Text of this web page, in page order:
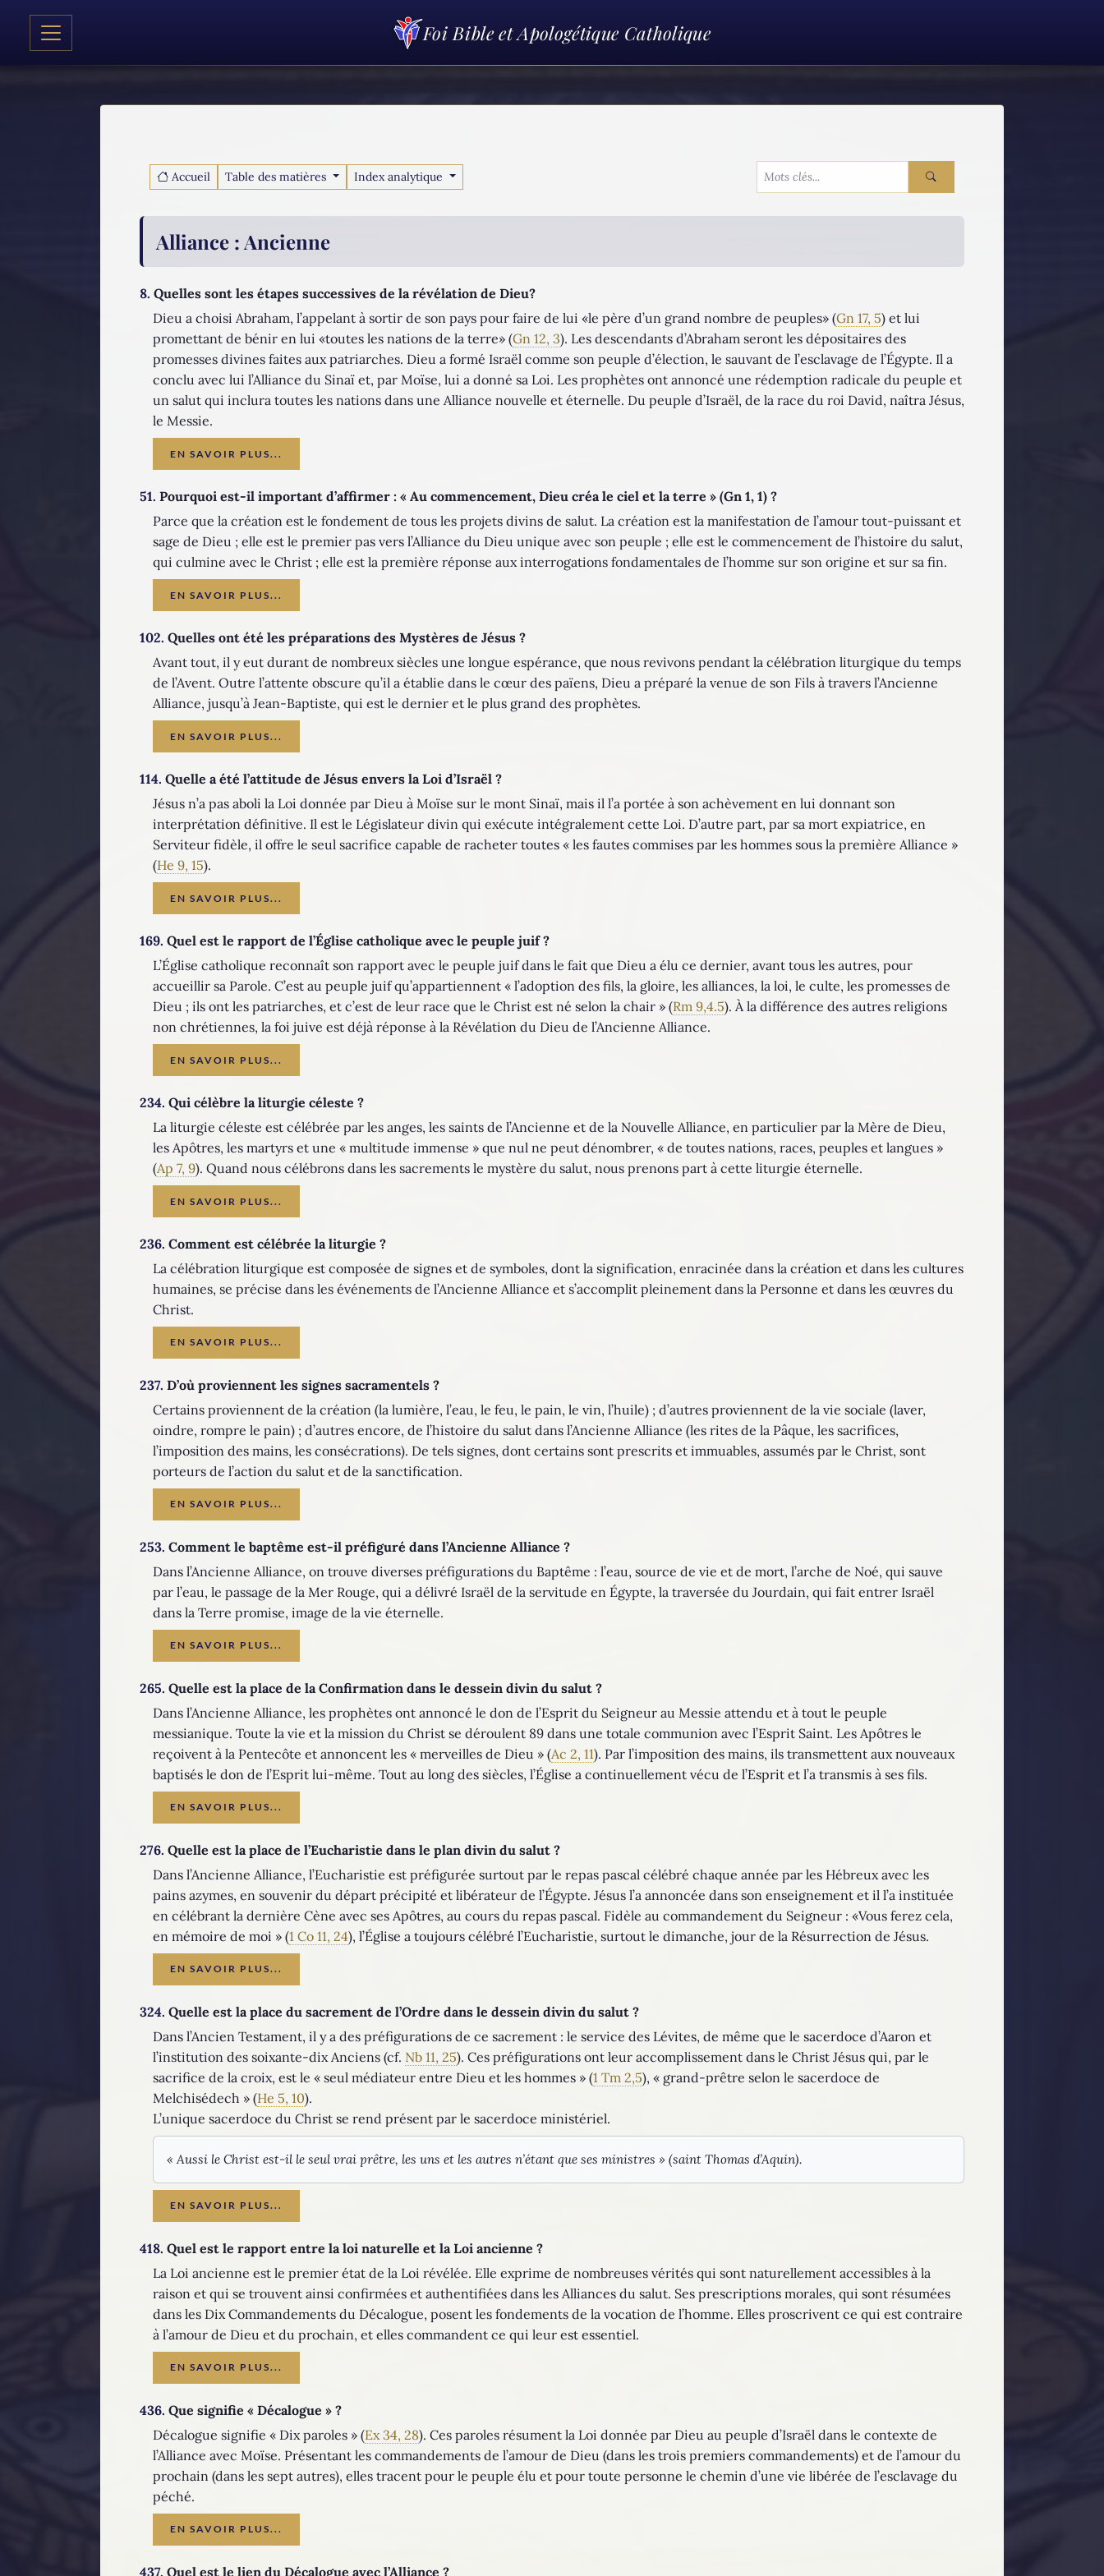
Foi Bible et Apologétique Catholique
Accueil Table des matières Index analytique
Alliance : Ancienne
8. Quelles sont les étapes successives de la révélation de Dieu?
Dieu a choisi Abraham, l’appelant à sortir de son pays pour faire de lui «le père d’un grand nombre de peuples» (Gn 17, 5) et lui
promettant de bénir en lui «toutes les nations de la terre» (Gn 12, 3). Les descendants d’Abraham seront les dépositaires des
promesses divines faites aux patriarches. Dieu a formé Israël comme son peuple d’élection, le sauvant de l’esclavage de l’Égypte. Il a
conclu avec lui l’Alliance du Sinaï et, par Moïse, lui a donné sa Loi. Les prophètes ont annoncé une rédemption radicale du peuple et
un salut qui inclura toutes les nations dans une Alliance nouvelle et éternelle. Du peuple d’Israël, de la race du roi David, naîtra Jésus,
le Messie.
EN SAVOIR PLUS...
51. Pourquoi est-il important d’affirmer : « Au commencement, Dieu créa le ciel et la terre » (Gn 1, 1) ?
Parce que la création est le fondement de tous les projets divins de salut. La création est la manifestation de l’amour tout-puissant et
sage de Dieu ; elle est le premier pas vers l’Alliance du Dieu unique avec son peuple ; elle est le commencement de l’histoire du salut,
qui culmine avec le Christ ; elle est la première réponse aux interrogations fondamentales de l’homme sur son origine et sur sa fin.
EN SAVOIR PLUS...
102. Quelles ont été les préparations des Mystères de Jésus ?
Avant tout, il y eut durant de nombreux siècles une longue espérance, que nous revivons pendant la célébration liturgique du temps
de l’Avent. Outre l’attente obscure qu’il a établie dans le cœur des païens, Dieu a préparé la venue de son Fils à travers l’Ancienne
Alliance, jusqu’à Jean-Baptiste, qui est le dernier et le plus grand des prophètes.
EN SAVOIR PLUS...
114. Quelle a été l’attitude de Jésus envers la Loi d’Israël ?
Jésus n’a pas aboli la Loi donnée par Dieu à Moïse sur le mont Sinaï, mais il l’a portée à son achèvement en lui donnant son
interprétation définitive. Il est le Législateur divin qui exécute intégralement cette Loi. D’autre part, par sa mort expiatrice, en
Serviteur fidèle, il offre le seul sacrifice capable de racheter toutes « les fautes commises par les hommes sous la première Alliance »
(He 9, 15).
EN SAVOIR PLUS...
169. Quel est le rapport de l’Église catholique avec le peuple juif ?
L’Église catholique reconnaît son rapport avec le peuple juif dans le fait que Dieu a élu ce dernier, avant tous les autres, pour
accueillir sa Parole. C’est au peuple juif qu’appartiennent « l’adoption des fils, la gloire, les alliances, la loi, le culte, les promesses de
Dieu ; ils ont les patriarches, et c’est de leur race que le Christ est né selon la chair » (Rm 9,4.5). À la différence des autres religions
non chrétiennes, la foi juive est déjà réponse à la Révélation du Dieu de l’Ancienne Alliance.
EN SAVOIR PLUS...
234. Qui célèbre la liturgie céleste ?
La liturgie céleste est célébrée par les anges, les saints de l’Ancienne et de la Nouvelle Alliance, en particulier par la Mère de Dieu,
les Apôtres, les martyrs et une « multitude immense » que nul ne peut dénombrer, « de toutes nations, races, peuples et langues »
(Ap 7, 9). Quand nous célébrons dans les sacrements le mystère du salut, nous prenons part à cette liturgie éternelle.
EN SAVOIR PLUS...
236. Comment est célébrée la liturgie ?
La célébration liturgique est composée de signes et de symboles, dont la signification, enracinée dans la création et dans les cultures
humaines, se précise dans les événements de l’Ancienne Alliance et s’accomplit pleinement dans la Personne et dans les œuvres du
Christ.
EN SAVOIR PLUS...
237. D’où proviennent les signes sacramentels ?
Certains proviennent de la création (la lumière, l’eau, le feu, le pain, le vin, l’huile) ; d’autres proviennent de la vie sociale (laver,
oindre, rompre le pain) ; d’autres encore, de l’histoire du salut dans l’Ancienne Alliance (les rites de la Pâque, les sacrifices,
l’imposition des mains, les consécrations). De tels signes, dont certains sont prescrits et immuables, assumés par le Christ, sont
porteurs de l’action du salut et de la sanctification.
EN SAVOIR PLUS...
253. Comment le baptême est-il préfiguré dans l’Ancienne Alliance ?
Dans l’Ancienne Alliance, on trouve diverses préfigurations du Baptême : l’eau, source de vie et de mort, l’arche de Noé, qui sauve
par l’eau, le passage de la Mer Rouge, qui a délivré Israël de la servitude en Égypte, la traversée du Jourdain, qui fait entrer Israël
dans la Terre promise, image de la vie éternelle.
EN SAVOIR PLUS...
265. Quelle est la place de la Confirmation dans le dessein divin du salut ?
Dans l’Ancienne Alliance, les prophètes ont annoncé le don de l’Esprit du Seigneur au Messie attendu et à tout le peuple
messianique. Toute la vie et la mission du Christ se déroulent 89 dans une totale communion avec l’Esprit Saint. Les Apôtres le
reçoivent à la Pentecôte et annoncent les « merveilles de Dieu » (Ac 2, 11). Par l’imposition des mains, ils transmettent aux nouveaux
baptisés le don de l’Esprit lui-même. Tout au long des siècles, l’Église a continuellement vécu de l’Esprit et l’a transmis à ses fils.
EN SAVOIR PLUS...
276. Quelle est la place de l’Eucharistie dans le plan divin du salut ?
Dans l’Ancienne Alliance, l’Eucharistie est préfigurée surtout par le repas pascal célébré chaque année par les Hébreux avec les
pains azymes, en souvenir du départ précipité et libérateur de l’Égypte. Jésus l’a annoncée dans son enseignement et il l’a instituée
en célébrant la dernière Cène avec ses Apôtres, au cours du repas pascal. Fidèle au commandement du Seigneur : «Vous ferez cela,
en mémoire de moi » (1 Co 11, 24), l’Église a toujours célébré l’Eucharistie, surtout le dimanche, jour de la Résurrection de Jésus.
EN SAVOIR PLUS...
324. Quelle est la place du sacrement de l’Ordre dans le dessein divin du salut ?
Dans l’Ancien Testament, il y a des préfigurations de ce sacrement : le service des Lévites, de même que le sacerdoce d’Aaron et
l’institution des soixante-dix Anciens (cf. Nb 11, 25). Ces préfigurations ont leur accomplissement dans le Christ Jésus qui, par le
sacrifice de la croix, est le « seul médiateur entre Dieu et les hommes » (1 Tm 2,5), « grand-prêtre selon le sacerdoce de
Melchisédech » (He 5, 10).
L’unique sacerdoce du Christ se rend présent par le sacerdoce ministériel.
« Aussi le Christ est-il le seul vrai prêtre, les uns et les autres n’étant que ses ministres » (saint Thomas d’Aquin).
EN SAVOIR PLUS...
418. Quel est le rapport entre la loi naturelle et la Loi ancienne ?
La Loi ancienne est le premier état de la Loi révélée. Elle exprime de nombreuses vérités qui sont naturellement accessibles à la
raison et qui se trouvent ainsi confirmées et authentifiées dans les Alliances du salut. Ses prescriptions morales, qui sont résumées
dans les Dix Commandements du Décalogue, posent les fondements de la vocation de l’homme. Elles proscrivent ce qui est contraire
à l’amour de Dieu et du prochain, et elles commandent ce qui leur est essentiel.
EN SAVOIR PLUS...
436. Que signifie « Décalogue » ?
Décalogue signifie « Dix paroles » (Ex 34, 28). Ces paroles résument la Loi donnée par Dieu au peuple d’Israël dans le contexte de
l’Alliance avec Moïse. Présentant les commandements de l’amour de Dieu (dans les trois premiers commandements) et de l’amour du
prochain (dans les sept autres), elles tracent pour le peuple élu et pour toute personne le chemin d’une vie libérée de l’esclavage du
péché.
EN SAVOIR PLUS...
437. Quel est le lien du Décalogue avec l’Alliance ?